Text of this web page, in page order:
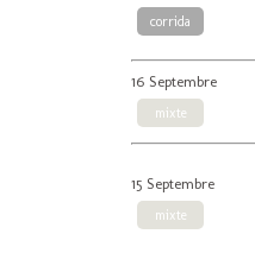
corrida
16 Septembre
mixte
15 Septembre
mixte